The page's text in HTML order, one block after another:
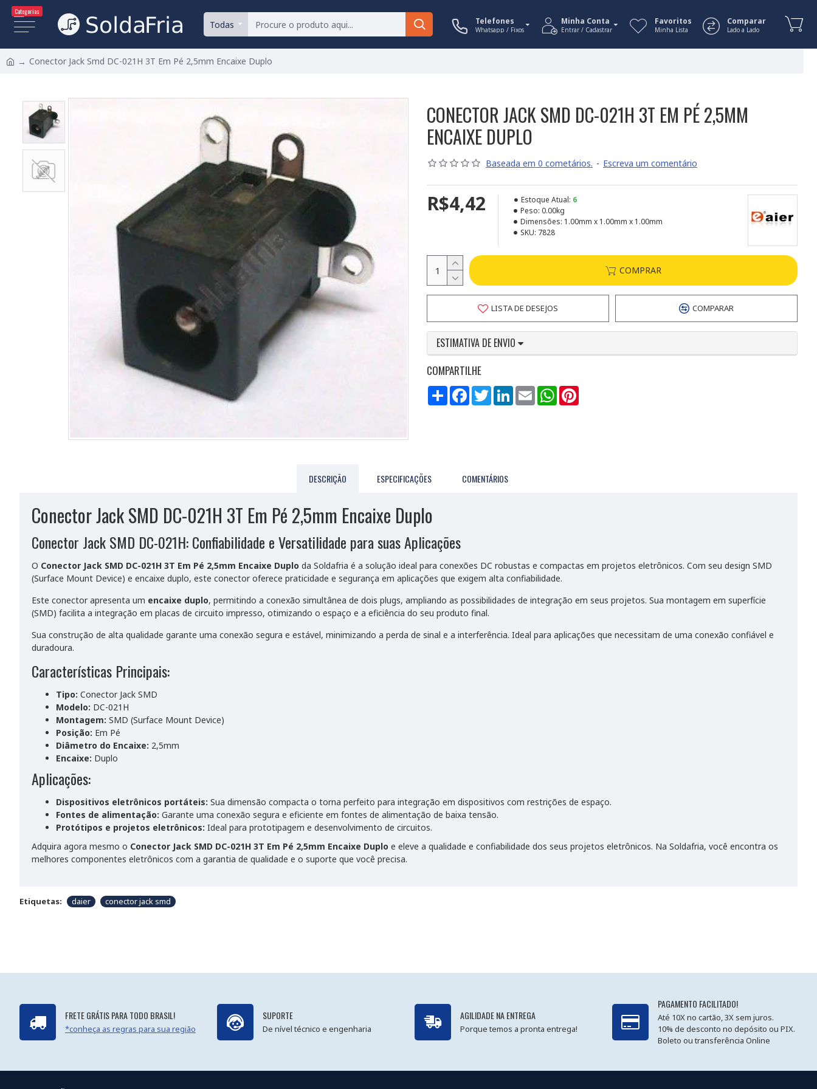
Categorias
Todas Telefones
Whatsapp / Fixos
Minha Conta
Entrar / Cadastrar
Favoritos
Minha Lista
Comparar
Lado a Lado
Conector Jack Smd DC-021H 3T Em Pé 2,5mm Encaixe Duplo
CONECTOR JACK SMD DC-021H 3T EM PÉ 2,5MM
ENCAIXE DUPLO
Baseada em 0 cometários. - Escreva um comentário
R$4,42 Estoque Atual: 6
Peso: 0.00kg
Dimensões: 1.00mm x 1.00mm x 1.00mm
SKU: 7828
COMPRAR
LISTA DE DESEJOS COMPARAR
ESTIMATIVA DE ENVIO
COMPARTILHE
Compartilhar
FacebookTwitterLinkedInEmail WhatsApp
DESCRIÇÃO ESPECIFICAÇÕES COMENTÁRIOS
Conector Jack SMD DC-021H 3T Em Pé 2,5mm Encaixe Duplo
Conector Jack SMD DC-021H: Confiabilidade e Versatilidade para suas Aplicações
O Conector Jack SMD DC-021H 3T Em Pé 2,5mm Encaixe Duplo da Soldafria é a solução ideal para conexões DC robustas e compactas em projetos eletrônicos. Com seu design SMD
(Surface Mount Device) e encaixe duplo, este conector oferece praticidade e segurança em aplicações que exigem alta confiabilidade.
Este conector apresenta um encaixe duplo, permitindo a conexão simultânea de dois plugs, ampliando as possibilidades de integração em seus projetos. Sua montagem em superfície
(SMD) facilita a integração em placas de circuito impresso, otimizando o espaço e a eficiência do seu produto final.
Sua construção de alta qualidade garante uma conexão segura e estável, minimizando a perda de sinal e a interferência. Ideal para aplicações que necessitam de uma conexão confiável e
duradoura.
Características Principais:
Tipo: Conector Jack SMD
Modelo: DC-021H
Montagem: SMD (Surface Mount Device)
Posição: Em Pé
Diâmetro do Encaixe: 2,5mm
Encaixe: Duplo
Aplicações:
Dispositivos eletrônicos portáteis: Sua dimensão compacta o torna perfeito para integração em dispositivos com restrições de espaço.
Fontes de alimentação: Garante uma conexão segura e eficiente em fontes de alimentação de baixa tensão.
Protótipos e projetos eletrônicos: Ideal para prototipagem e desenvolvimento de circuitos.
Adquira agora mesmo o Conector Jack SMD DC-021H 3T Em Pé 2,5mm Encaixe Duplo e eleve a qualidade e confiabilidade dos seus projetos eletrônicos. Na Soldafria, você encontra os
melhores componentes eletrônicos com a garantia de qualidade e o suporte que você precisa.
Etiquetas: daier conector jack smd
FRETE GRÁTIS PARA TODO BRASIL!
*conheça as regras para sua região
SUPORTE
De nível técnico e engenharia
AGILIDADE NA ENTREGA
Porque temos a pronta entrega!
PAGAMENTO FACILITADO!
Até 10X no cartão, 3X sem juros.
10% de desconto no depósito ou PIX.
Boleto ou transferência Online